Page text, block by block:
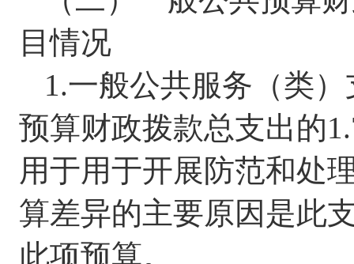
目情况
1.一般公共服务（类）
预算财政拨款总支出的
用于用于开展防范和处
算差异的主要原因是此
此项预算。